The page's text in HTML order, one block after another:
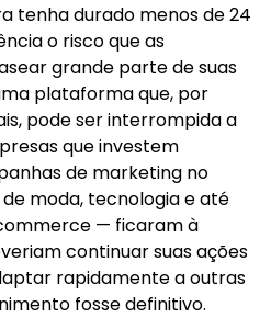
tenha durado menos de 24
o risco que as
grande parte de suas
plataforma que, por
pode ser interrompida a
que investem
de marketing no
moda, tecnologia e até
— ficaram à
continuar suas ações
rapidamente a outras
fosse definitivo.